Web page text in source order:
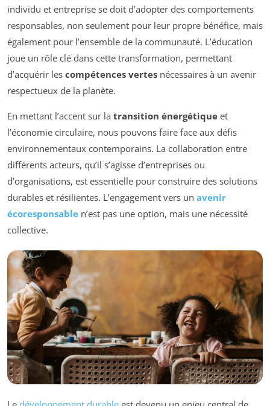
individu et entreprise se doit d’adopter des comportements
responsables, non seulement pour leur propre bénéfice, mais
également pour l’ensemble de la communauté. L’éducation
joue un rôle clé dans cette transformation, permettant
d’acquérir les compétences vertes nécessaires à un avenir
respectueux de la planète.
En mettant l’accent sur la transition énergétique et
l’économie circulaire, nous pouvons faire face aux défis
environnementaux contemporains. La collaboration entre
différents acteurs, qu’il s’agisse d’entreprises ou
d’organisations, est essentielle pour construire des solutions
durables et résilientes. L’engagement vers un avenir
écoresponsable n’est pas une option, mais une nécessité
collective.